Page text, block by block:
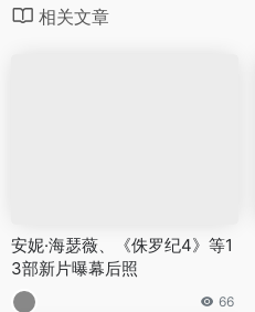
相关文章
安妮·海瑟薇、《侏罗纪4》等1
3部新片曝幕后照
66